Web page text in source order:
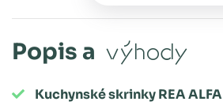
Popis a výhody
Kuchynské skrinky REA ALFA